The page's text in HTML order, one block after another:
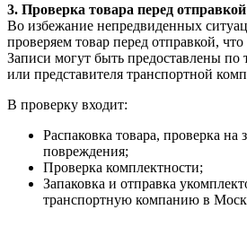
3. Проверка товара перед отправкой
Во избежание непредвиденных
проверяем товар перед отправкой,
Записи могут быть предоставлены по
или представителя транспортной
В проверку входит:
Распаковка товара, проверка на
повреждения;
Проверка комплектности;
Запаковка и отправка
транспортную компанию в